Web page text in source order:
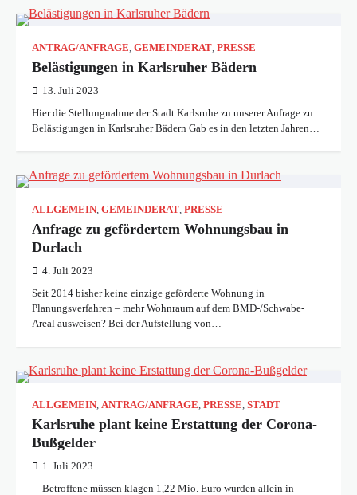
ANTRAG/ANFRAGE, GEMEINDERAT, PRESSE
Belästigungen in Karlsruher Bädern
13. Juli 2023
Hier die Stellungnahme der Stadt Karlsruhe zu unserer Anfrage zu
Belästigungen in Karlsruher Bädern Gab es in den letzten Jahren…
ALLGEMEIN, GEMEINDERAT, PRESSE
Anfrage zu gefördertem Wohnungsbau in
Durlach
4. Juli 2023
Seit 2014 bisher keine einzige geförderte Wohnung in
Planungsverfahren – mehr Wohnraum auf dem BMD-/Schwabe-
Areal ausweisen? Bei der Aufstellung von…
ALLGEMEIN, ANTRAG/ANFRAGE, PRESSE, STADT
Karlsruhe plant keine Erstattung der Corona-
Bußgelder
1. Juli 2023
– Betroffene müssen klagen 1,22 Mio. Euro wurden allein in